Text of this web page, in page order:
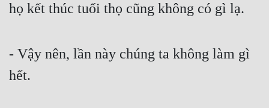
họ kết thúc tuổi thọ cũng không có gì lạ.
- Vậy nên, lần này chúng ta không làm gì
hết.